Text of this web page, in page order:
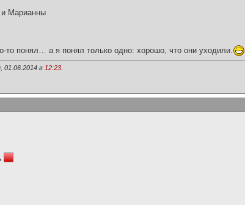
и Марианны
то понял… а я понял только одно: хорошо, что они уходили.
01.06.2014 в 12:23